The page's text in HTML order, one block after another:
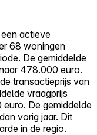
actieve
68 woningen
De gemiddelde
478.000 euro.
transactieprijs van
vraagprijs
De gemiddelde
vorig jaar. Dit
in de regio.